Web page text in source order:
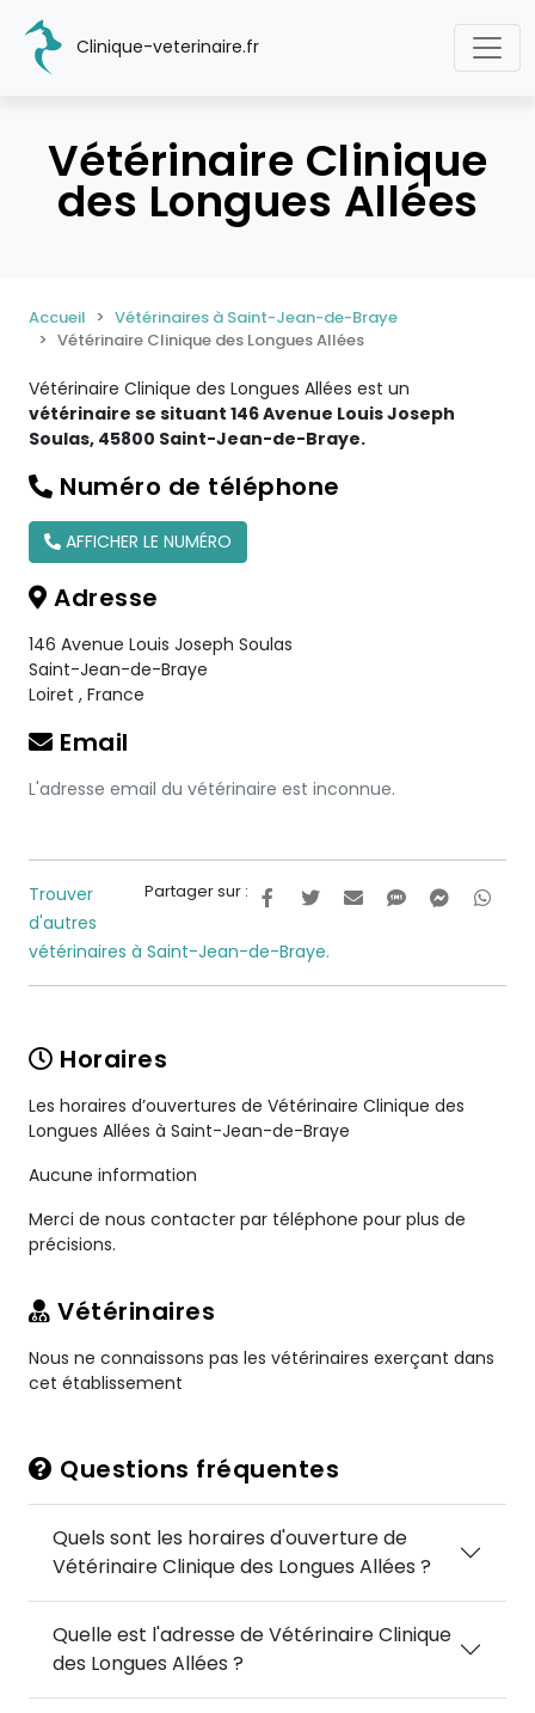
Clinique-veterinaire.fr
Vétérinaire Clinique
des Longues Allées
Accueil
Vétérinaires à Saint-Jean-de-Braye
Vétérinaire Clinique des Longues Allées
Vétérinaire Clinique des Longues Allées est un
vétérinaire se situant 146 Avenue Louis Joseph
Soulas, 45800 Saint-Jean-de-Braye.
Numéro de téléphone
AFFICHER LE NUMÉRO
Adresse
146 Avenue Louis Joseph Soulas
Saint-Jean-de-Braye
Loiret , France
Email
L'adresse email du vétérinaire est inconnue.
Partager sur :
Trouver
d'autres
vétérinaires à Saint-Jean-de-Braye.
Horaires
Les horaires d’ouvertures de Vétérinaire Clinique des
Longues Allées à Saint-Jean-de-Braye
Aucune information
Merci de nous contacter par téléphone pour plus de
précisions.
Vétérinaires
Nous ne connaissons pas les vétérinaires exerçant dans
cet établissement
Questions fréquentes
Quels sont les horaires d'ouverture de
Vétérinaire Clinique des Longues Allées ?
Quelle est l'adresse de Vétérinaire Clinique
des Longues Allées ?